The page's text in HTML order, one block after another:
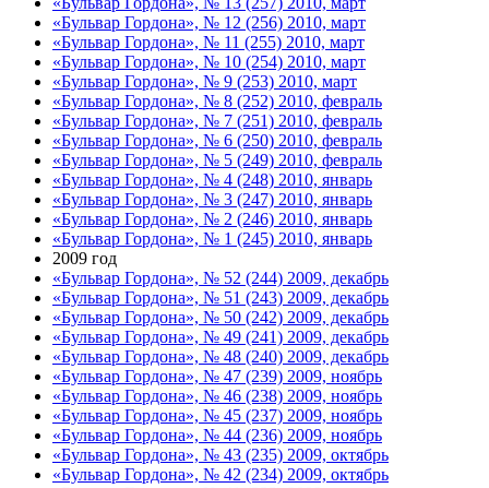
«Бульвар Гордона», № 12 (256) 2010, март
«Бульвар Гордона», № 11 (255) 2010, март
«Бульвар Гордона», № 10 (254) 2010, март
«Бульвар Гордона», № 9 (253) 2010, март
«Бульвар Гордона», № 8 (252) 2010, февраль
«Бульвар Гордона», № 7 (251) 2010, февраль
«Бульвар Гордона», № 6 (250) 2010, февраль
«Бульвар Гордона», № 5 (249) 2010, февраль
«Бульвар Гордона», № 4 (248) 2010, январь
«Бульвар Гордона», № 3 (247) 2010, январь
«Бульвар Гордона», № 2 (246) 2010, январь
«Бульвар Гордона», № 1 (245) 2010, январь
2009 год
«Бульвар Гордона», № 52 (244) 2009, декабрь
«Бульвар Гордона», № 51 (243) 2009, декабрь
«Бульвар Гордона», № 50 (242) 2009, декабрь
«Бульвар Гордона», № 49 (241) 2009, декабрь
«Бульвар Гордона», № 48 (240) 2009, декабрь
«Бульвар Гордона», № 47 (239) 2009, ноябрь
«Бульвар Гордона», № 46 (238) 2009, ноябрь
«Бульвар Гордона», № 45 (237) 2009, ноябрь
«Бульвар Гордона», № 44 (236) 2009, ноябрь
«Бульвар Гордона», № 43 (235) 2009, октябрь
«Бульвар Гордона», № 42 (234) 2009, октябрь